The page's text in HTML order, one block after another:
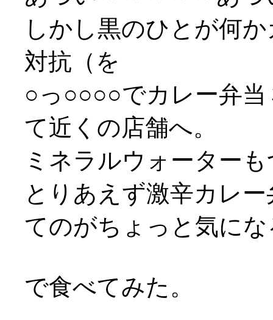
しかし黒のひとが何
対抗（を
○っ○○○○でカレー弁
て近くの店舗へ。
ミネラルウォーター
とりあえず激辛カレ
てのがちょっと気に
で食べてみた。